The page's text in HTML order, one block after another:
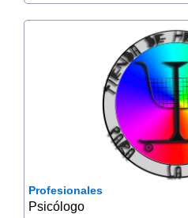
Profesionales
Psicólogo